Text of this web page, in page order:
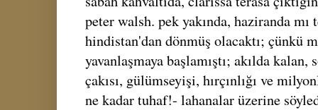
peter walsh. pek yakında, haziranda
hindistan'dan dönmüş olacaktı; çünkü
yavanlaşmaya başlamıştı; akılda
çakısı, gülümseyişi, hırçınlığı ve
ne kadar tuhaf!- lahanalar üzerine